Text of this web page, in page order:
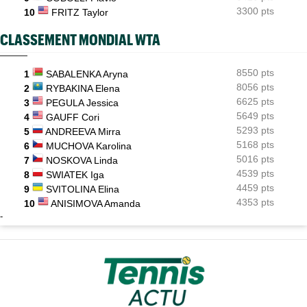
10
FRITZ Taylor 3300 pts
CLASSEMENT MONDIAL WTA
1 SABALENKA Aryna
8550 pts
2
RYBAKINA Elena
8056 pts
3
PEGULA Jessica
6625 pts
4
GAUFF Cori
5649 pts
5
ANDREEVA Mirra
5293 pts
6
MUCHOVA Karolina
5168 pts
7
NOSKOVA Linda
5016 pts
8
SWIATEK Iga
4539 pts
9
SVITOLINA Elina
4459 pts
10
ANISIMOVA Amanda 4353 pts
-